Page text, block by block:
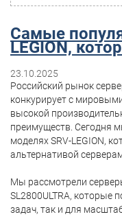
Самые
LEGION,
23.10.2025
Российский рынок
конкурирует с
высокой
преимуществ. Сегодня
моделях SRV-LEGION,
альтернативой
Мы рассмотрели
SL2800ULTRA, которые
задач, так и для